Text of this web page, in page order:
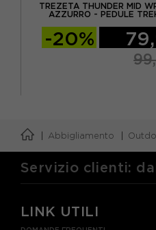
TREZETA THUNDER MID
AZZURRO - PEDULE
-20%
Abbigliamento
Servizio clienti:
LINK UTILI